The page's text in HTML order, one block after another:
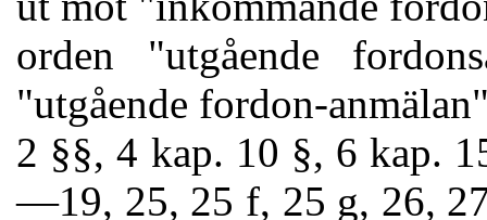
orden "utgående
"utgående fordon-
2 §§, 4 kap. 10 §, 6 kap.
—19, 25, 25 f, 25 g, 26,